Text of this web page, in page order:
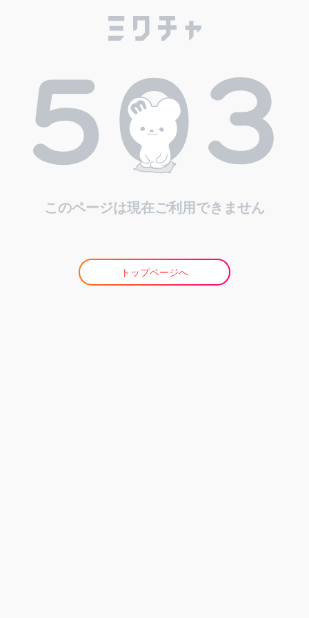
このページは現在ご利用できません